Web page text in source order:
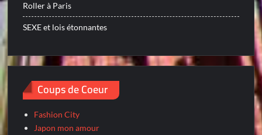
Roller à Paris
SEXE et lois étonnantes
Coups de Coeur
Fashion City
Japon mon amour